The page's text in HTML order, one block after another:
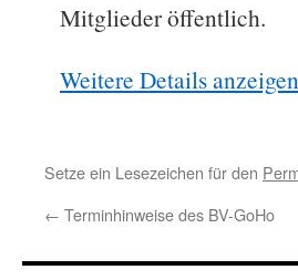
Mitglieder öffentlich.
Weitere Details anzeigen
Setze ein Lesezeichen für den
← Terminhinweise des BV-GoHo